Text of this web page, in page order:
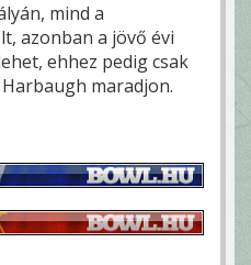
mind a
azonban a jövő évi
ehhez pedig csak
maradjon.